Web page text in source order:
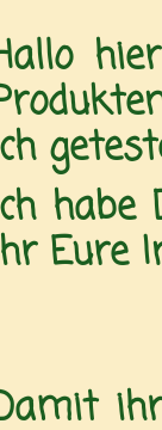
habe
Eure